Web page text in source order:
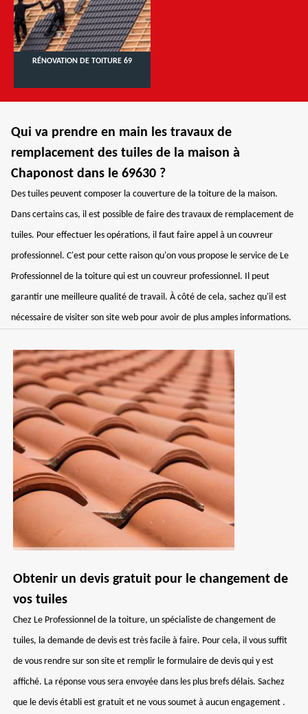
RÉNOVATION DE TOITURE 69
Qui va prendre en main les travaux de
remplacement des tuiles de la maison à
Chaponost dans le 69630 ?
Des tuiles peuvent composer la couverture de la toiture de la maison.
Dans certains cas, il est possible de faire des travaux de remplacement de
tuiles. Pour effectuer les opérations, il faut faire appel à un couvreur
professionnel. C'est pour cette raison qu'on vous propose le service de Le
Professionnel de la toiture qui est un couvreur professionnel. Il peut
garantir une meilleure qualité de travail. À côté de cela, sachez qu'il est
nécessaire de visiter son site web pour avoir de plus amples informations.
Obtenir un devis gratuit pour le changement de
vos tuiles
Chez Le Professionnel de la toiture, un spécialiste de changement de
tuiles, la demande de devis est très facile à faire. Pour cela, il vous suffit
de vous rendre sur son site et remplir le formulaire de devis qui y est
affiché. La réponse vous sera envoyée dans les plus brefs délais. Sachez
que le devis établi est gratuit et ne vous soumet à aucun engagement .